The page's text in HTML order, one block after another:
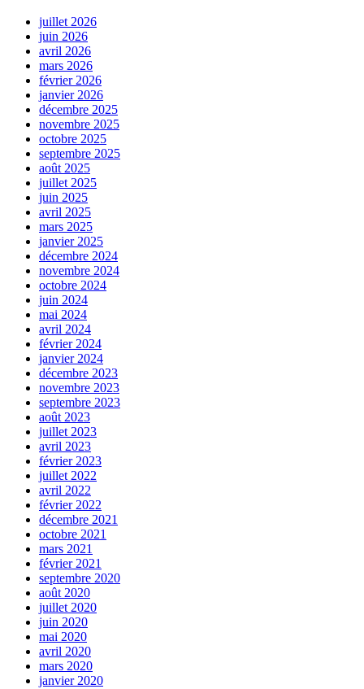
juillet 2026
juin 2026
avril 2026
mars 2026
février 2026
janvier 2026
décembre 2025
novembre 2025
octobre 2025
septembre 2025
août 2025
juillet 2025
juin 2025
avril 2025
mars 2025
janvier 2025
décembre 2024
novembre 2024
octobre 2024
juin 2024
mai 2024
avril 2024
février 2024
janvier 2024
décembre 2023
novembre 2023
septembre 2023
août 2023
juillet 2023
avril 2023
février 2023
juillet 2022
avril 2022
février 2022
décembre 2021
octobre 2021
mars 2021
février 2021
septembre 2020
août 2020
juillet 2020
juin 2020
mai 2020
avril 2020
mars 2020
janvier 2020